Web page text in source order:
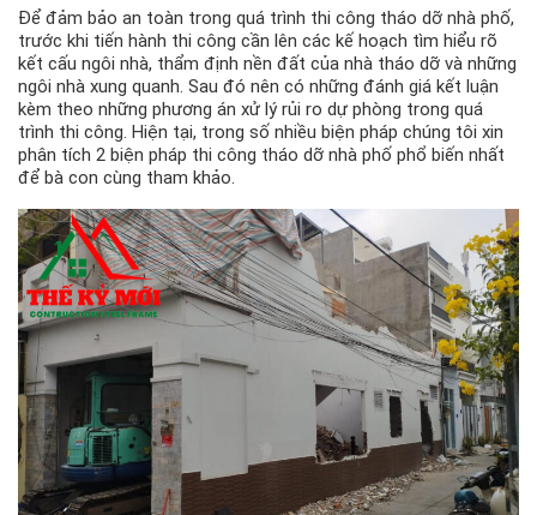
Để đảm bảo an toàn trong quá trình thi công tháo dỡ nhà phố,
trước khi tiến hành thi công cần lên các kế hoạch tìm hiểu rõ
kết cấu ngôi nhà, thẩm định nền đất của nhà tháo dỡ và những
ngôi nhà xung quanh. Sau đó nên có những đánh giá kết luận
kèm theo những phương án xử lý rủi ro dự phòng trong quá
trình thi công. Hiện tại, trong số nhiều biện pháp chúng tôi xin
phân tích 2 biện pháp thi công tháo dỡ nhà phố phổ biến nhất
để bà con cùng tham khảo.